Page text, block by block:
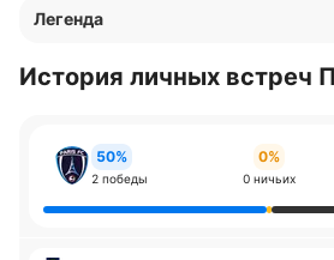
Легенда
История личных
50%
2 победы
0%
0 ничьих